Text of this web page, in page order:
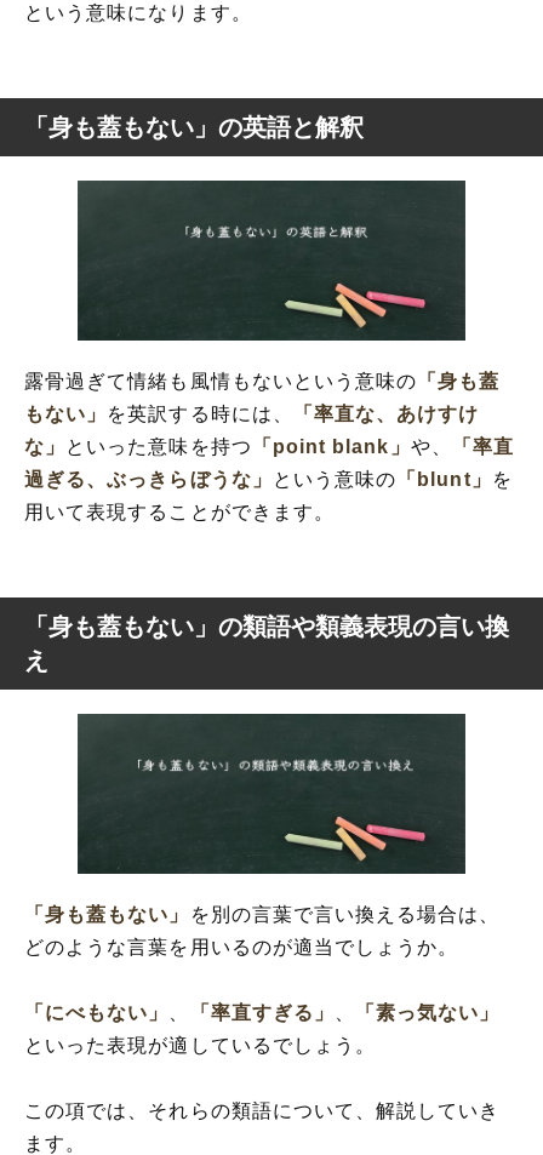
という意味になります。
「身も蓋もない」の英語と解釈
露骨過ぎて情緒も風情もないという意味の 「身も蓋
もない」
を英訳する時には、
「率直な、あけすけ
な」
といった意味を持つ 「point blank」 や、
「率直
過ぎる、ぶっきらぼうな」
という意味の 「blunt」
を
用いて表現することができます。
「身も蓋もない」の類語や類義表現の言い換
え
「身も蓋もない」
を別の言葉で言い換える場合は、
どのような言葉を用いるのが適当でしょうか。
「にべもない」 「率直すぎる」
「素っ気ない」
といった表現が適しているでしょう。
この項では、それらの類語について、解説していき
ます。